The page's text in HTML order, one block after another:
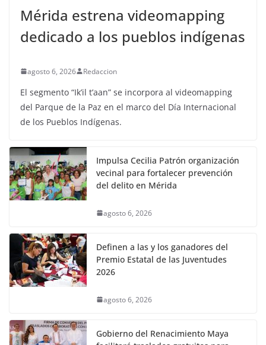
Mérida estrena videomapping
dedicado a los pueblos indígenas
agosto 6, 2026 Redaccion
El segmento “Ik’il t’aan” se incorpora al videomapping
del Parque de la Paz en el marco del Día Internacional
de los Pueblos Indígenas.
Impulsa Cecilia Patrón organización
vecinal para fortalecer prevención
del delito en Mérida
agosto 6, 2026
Definen a las y los ganadores del
Premio Estatal de las Juventudes
2026
agosto 6, 2026
Gobierno del Renacimiento Maya